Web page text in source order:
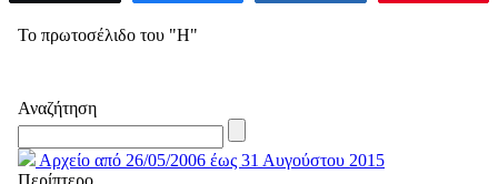
Το πρωτοσέλιδο του "Η"
Αναζήτηση
Αρχείο από 26/05/2006 έως 31 Αυγούστου 2015
Περίπτερο